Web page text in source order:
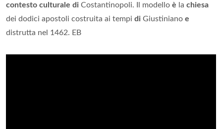
contesto culturale di Costantinopoli. Il modello è la chiesa
dei dodici apostoli costruita ai tempi di Giustiniano e
distrutta nel 1462. EB